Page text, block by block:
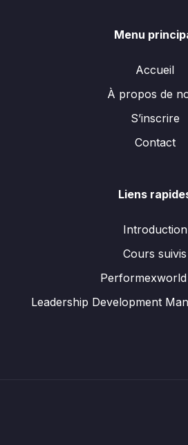
Menu
Accueil
À propos de
S’inscrire
Contact
Liens
Introduction
Cours suivis
Leadership Development